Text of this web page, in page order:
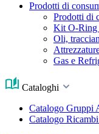
Prodotti di
Prodotti di
Kit O-Ring
Oli,
Gas e
Cataloghi
Catalogo Gruppi
Catalogo